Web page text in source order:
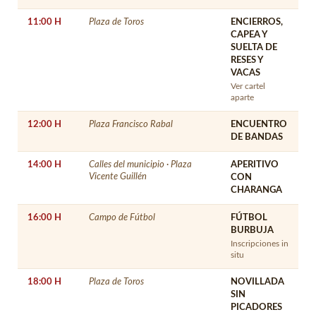
11:00 H Plaza de Toros
ENCIERROS,
CAPEA Y
SUELTA DE
RESES Y
VACAS
Ver cartel
aparte
12:00 H Plaza Francisco Rabal
ENCUENTRO
DE BANDAS
14:00 H
Calles del municipio · Plaza
Vicente Guillén
APERITIVO
CON
CHARANGA
16:00 H Campo de Fútbol
FÚTBOL
BURBUJA
Inscripciones in
situ
18:00 H Plaza de Toros
NOVILLADA
SIN
PICADORES